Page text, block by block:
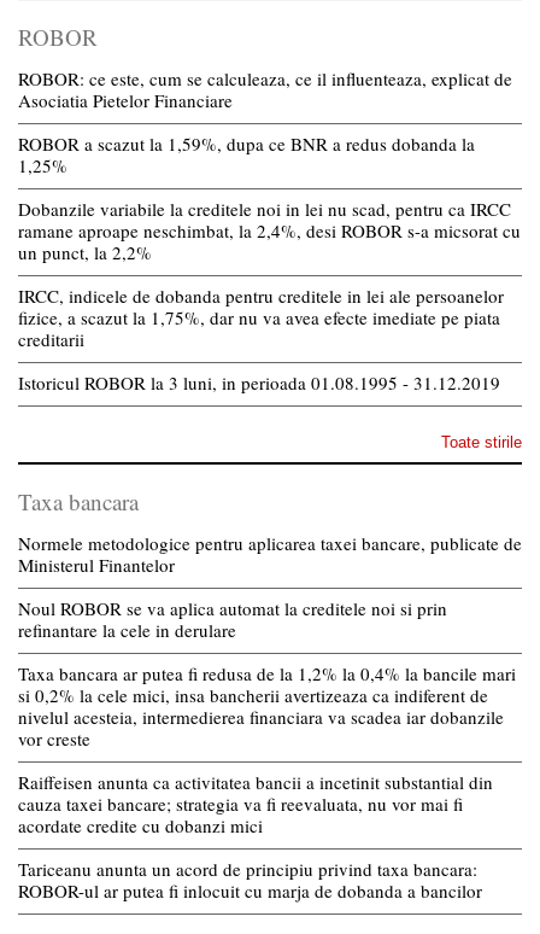
ROBOR
ROBOR: ce este, cum se calculeaza, ce il influenteaza, explicat de
Asociatia Pietelor Financiare
ROBOR a scazut la 1,59%, dupa ce BNR a redus dobanda la
1,25%
Dobanzile variabile la creditele noi in lei nu scad, pentru ca IRCC
ramane aproape neschimbat, la 2,4%, desi ROBOR s-a micsorat cu
un punct, la 2,2%
IRCC, indicele de dobanda pentru creditele in lei ale persoanelor
fizice, a scazut la 1,75%, dar nu va avea efecte imediate pe piata
creditarii
Istoricul ROBOR la 3 luni, in perioada 01.08.1995 - 31.12.2019
Toate stirile
Taxa bancara
Normele metodologice pentru aplicarea taxei bancare, publicate de
Ministerul Finantelor
Noul ROBOR se va aplica automat la creditele noi si prin
refinantare la cele in derulare
Taxa bancara ar putea fi redusa de la 1,2% la 0,4% la bancile mari
si 0,2% la cele mici, insa bancherii avertizeaza ca indiferent de
nivelul acesteia, intermedierea financiara va scadea iar dobanzile
vor creste
Raiffeisen anunta ca activitatea bancii a incetinit substantial din
cauza taxei bancare; strategia va fi reevaluata, nu vor mai fi
acordate credite cu dobanzi mici
Tariceanu anunta un acord de principiu privind taxa bancara:
ROBOR-ul ar putea fi inlocuit cu marja de dobanda a bancilor